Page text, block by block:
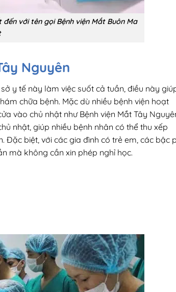
với tên gọi Bệnh viện Mắt Buôn Ma
Nguyên
y tế này làm việc suốt cả tuần, điều này
chữa bệnh. Mặc dù nhiều bệnh viện hoạt
vào chủ nhật như Bệnh viện Mắt Tây
nhật, giúp nhiều bệnh nhân có thể thu xếp
biệt, với các gia đình có trẻ em, các bậc
mà không cần xin phép nghỉ học.